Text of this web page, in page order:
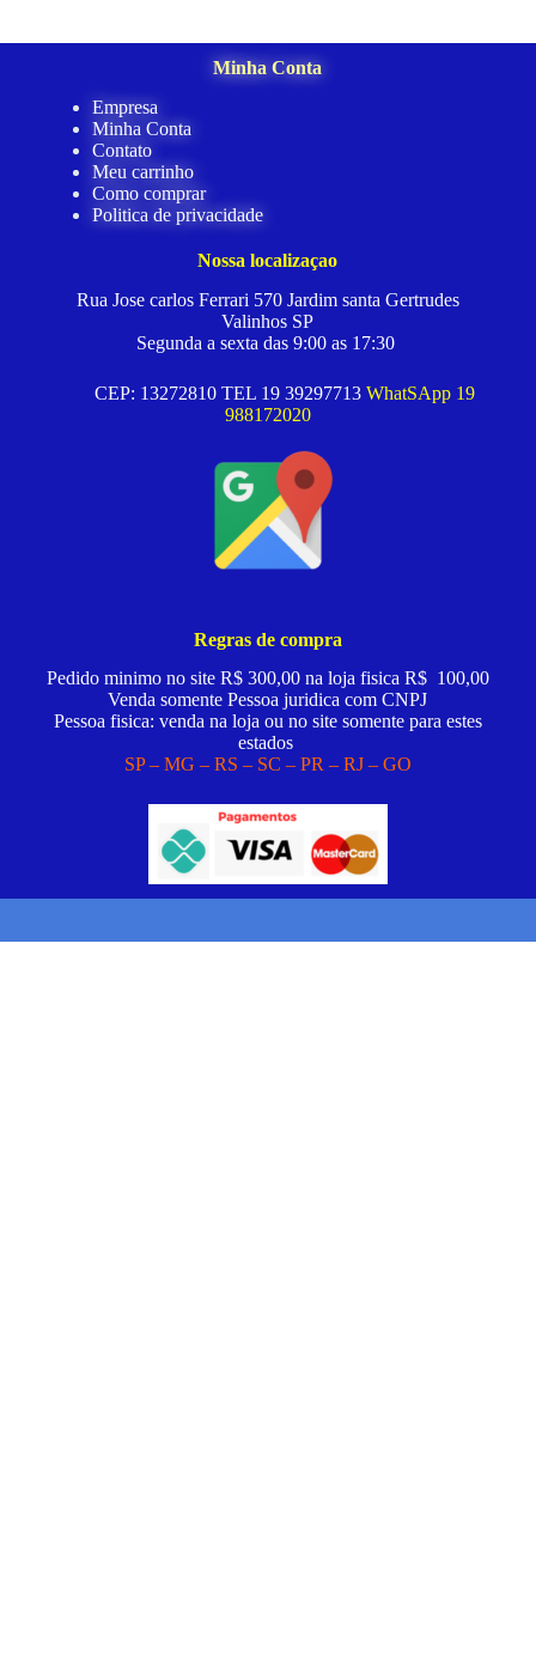
Minha Conta
Empresa
Minha Conta
Contato
Meu carrinho
Como comprar
Politica de privacidade
Nossa localizaçao
Rua Jose carlos Ferrari 570 Jardim santa Gertrudes
Valinhos SP
Segunda a sexta das 9:00 as 17:30
CEP: 13272810 TEL 19 39297713 WhatSApp 19
988172020
Regras de compra
Pedido minimo no site R$ 300,00 na loja fisica R$ 100,00
Venda somente Pessoa juridica com CNPJ
Pessoa fisica: venda na loja ou no site somente para estes
estados
SP – MG – RS – SC – PR – RJ – GO